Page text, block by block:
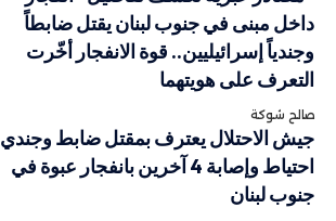
داخل مبنى في جنوب لبنان يقتل ضابطاً
وجندياً إسرائيليين.. قوة الانفجار أخّرت
التعرف على هويتهما
صالح شوكة
جيش الاحتلال يعترف بمقتل ضابط وجندي
احتياط وإصابة 4 آخرين بانفجار عبوة في
جنوب لبنان